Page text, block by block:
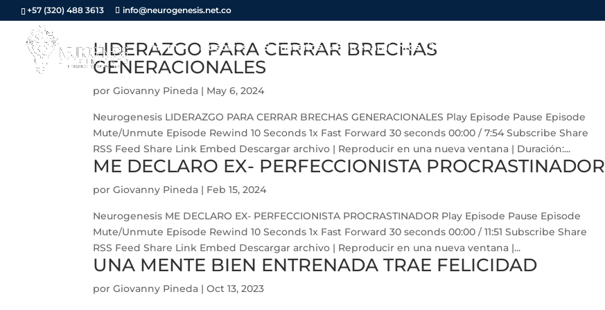
+57 (320) 488 3613 info@neurogenesis.net.co
Home Nosotros Seminarios & Entrenamientos
LIDERAZGO PARA CERRAR BRECHAS
GENERACIONALES
porGiovanny Pineda | May 6, 2024
Neurogenesis LIDERAZGO PARA CERRAR BRECHAS GENERACIONALES Play Episode Pause Episode
Mute/Unmute Episode Rewind 10 Seconds 1x Fast Forward 30 seconds 00:00 / 7:54 Subscribe Share
RSS Feed Share Link Embed Descargar archivo | Reproducir en una nueva ventana | Duración:...
ME DECLARO EX- PERFECCIONISTA PROCRASTINADOR
porGiovanny Pineda | Feb 15, 2024
Neurogenesis ME DECLARO EX- PERFECCIONISTA PROCRASTINADOR Play Episode Pause Episode
Mute/Unmute Episode Rewind 10 Seconds 1x Fast Forward 30 seconds 00:00 / 11:51 Subscribe Share
RSS Feed Share Link Embed Descargar archivo | Reproducir en una nueva ventana |...
UNA MENTE BIEN ENTRENADA TRAE FELICIDAD
porGiovanny Pineda |Oct 13, 2023